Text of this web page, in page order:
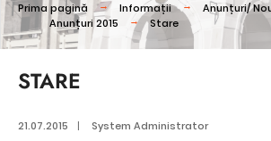
Prima pagină Informații Anunțuri/
Anunțuri 2015
Stare
STARE
21.07.2015 | System Administrator